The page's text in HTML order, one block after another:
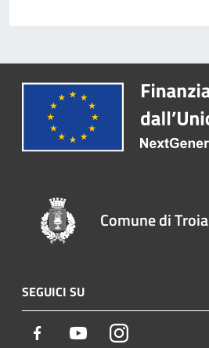
Comune di Troia
SEGUICI SU
Facebook YoutubeInstagram